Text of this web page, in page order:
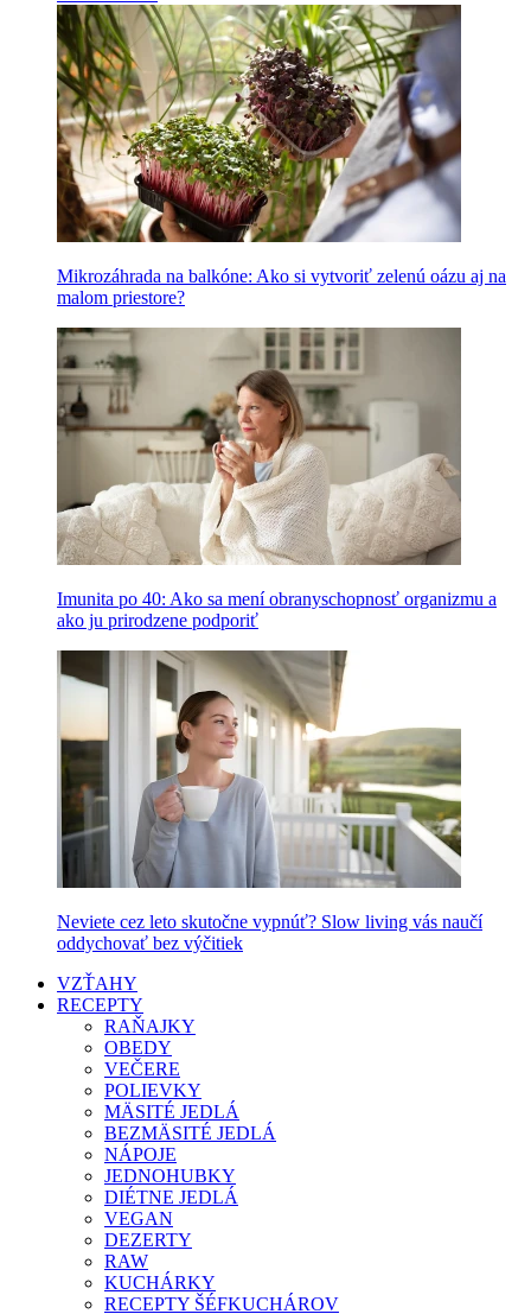
Mikrozáhrada na balkóne: Ako si vytvoriť zelenú oázu aj na
malom priestore?
Imunita po 40: Ako sa mení obranyschopnosť organizmu a
ako ju prirodzene podporiť
Neviete cez leto skutočne vypnúť? Slow living vás naučí
oddychovať bez výčitiek
VZŤAHY
RECEPTY
RAŇAJKY
OBEDY
VEČERE
POLIEVKY
MÄSITÉ JEDLÁ
BEZMÄSITÉ JEDLÁ
NÁPOJE
JEDNOHUBKY
DIÉTNE JEDLÁ
VEGAN
DEZERTY
RAW
KUCHÁRKY
RECEPTY ŠÉFKUCHÁROV